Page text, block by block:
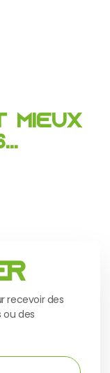
recevoir des
ou des